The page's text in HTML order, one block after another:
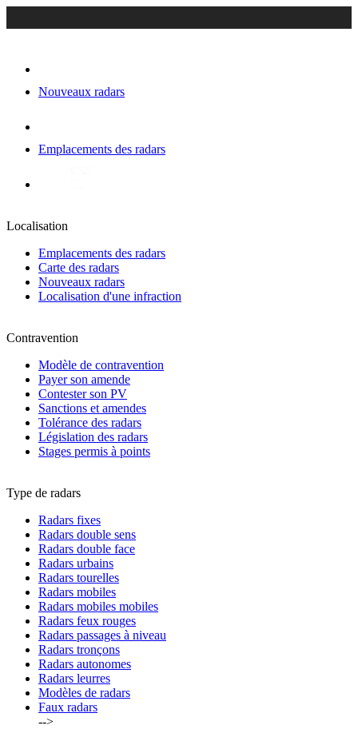
Nouveaux radars
Emplacements des radars
Localisation
Emplacements des radars
Carte des radars
Nouveaux radars
Localisation d'une infraction
Contravention
Modèle de contravention
Payer son amende
Contester son PV
Sanctions et amendes
Tolérance des radars
Législation des radars
Stages permis à points
Type de radars
Radars fixes
Radars double sens
Radars double face
Radars urbains
Radars tourelles
Radars mobiles
Radars mobiles mobiles
Radars feux rouges
Radars passages à niveau
Radars tronçons
Radars autonomes
Radars leurres
Modèles de radars
Faux radars
-->